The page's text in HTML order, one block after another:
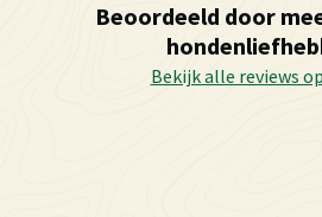
Beoordeeld door
Bekijk alle reviews